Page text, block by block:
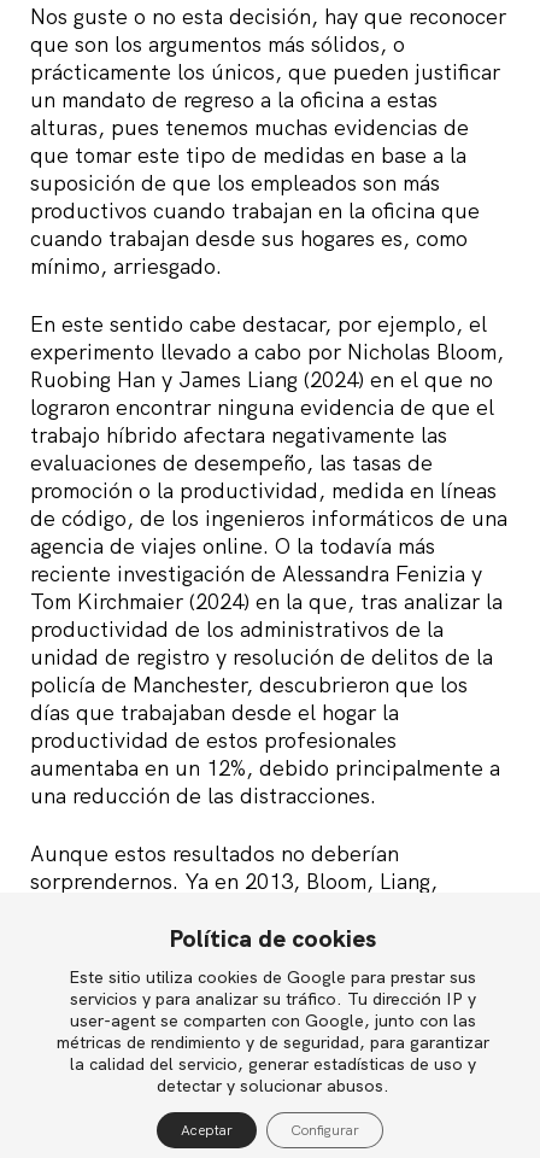
English
Política de privacidad
Política de cookies
Nos guste o no esta decisión, hay que reconocer
que son los argumentos más sólidos, o
prácticamente los únicos, que pueden justificar
un mandato de regreso a la oficina a estas
alturas, pues tenemos muchas evidencias de
que tomar este tipo de medidas en base a la
suposición de que los empleados son más
productivos cuando trabajan en la oficina que
cuando trabajan desde sus hogares es, como
mínimo, arriesgado.
En este sentido cabe destacar, por ejemplo, el
experimento llevado a cabo por Nicholas Bloom,
Ruobing Han y James Liang (2024) en el que no
lograron encontrar ninguna evidencia de que el
trabajo híbrido afectara negativamente las
evaluaciones de desempeño, las tasas de
promoción o la productividad, medida en líneas
de código, de los ingenieros informáticos de una
agencia de viajes online. O la todavía más
reciente investigación de Alessandra Fenizia y
Tom Kirchmaier (2024) en la que, tras analizar la
productividad de los administrativos de la
unidad de registro y resolución de delitos de la
policía de Manchester, descubrieron que los
días que trabajaban desde el hogar la
productividad de estos profesionales
aumentaba en un 12%, debido principalmente a
una reducción de las distracciones.
Aunque estos resultados no deberían
sorprendernos. Ya en 2013, Bloom, Liang,
remoto puede aumentar la productividad
individual, pero también demostraron que esos
incrementos varían significativamente según la
realidad, preferencias y circunstancias de cada
persona, de forma que los mejores resultados se
obtienen cuando cada individuo trabaja en la
modalidad que mejor se ajusta a sus cualidades
y necesidades, ya sea remota o presencial.
Política de cookies
Este sitio utiliza cookies de Google para prestar sus
servicios y para analizar su tráfico. Tu dirección IP y
user-agent se comparten con Google, junto con las
métricas de rendimiento y de seguridad, para garantizar
la calidad del servicio, generar estadísticas de uso y
detectar y solucionar abusos.
Aceptar Configurar